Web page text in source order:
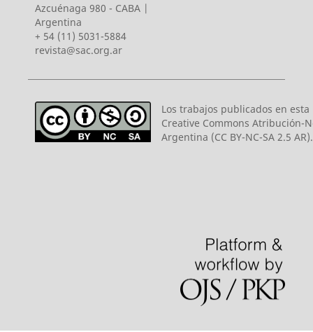
Azcuénaga 980 - CABA |
Argentina
+ 54 (11) 5031-5884
revista@sac.org.ar
Los trabajos publicados en
Creative Commons Atribución-
Argentina (CC BY-NC-SA 2.5 AR).